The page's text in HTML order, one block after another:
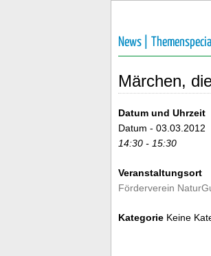
News |
Märchen,
Datum und Uhrzeit
Datum - 03.03.2012
14:30 - 15:30
Veranstaltungsort
Förderverein
Kategorie Keine